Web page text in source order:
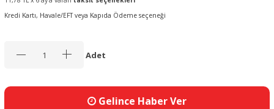
Kredi Kartı, Havale/EFT veya Kapıda Ödeme seçeneği
Adet
Gelince Haber Ver